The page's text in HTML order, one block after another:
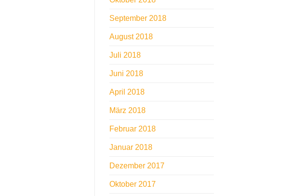
September 2018
August 2018
Juli 2018
Juni 2018
April 2018
März 2018
Februar 2018
Januar 2018
Dezember 2017
Oktober 2017